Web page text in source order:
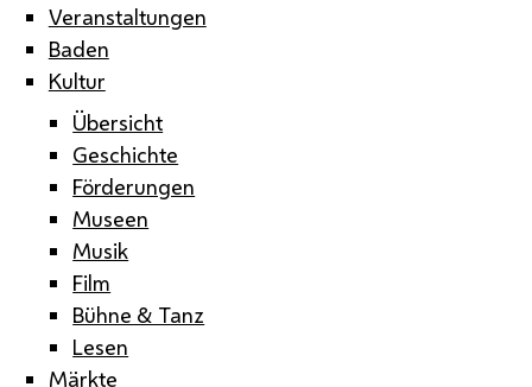
Veranstaltungen
Baden
Kultur
Übersicht
Geschichte
Förderungen
Museen
Musik
Film
Bühne & Tanz
Lesen
Märkte